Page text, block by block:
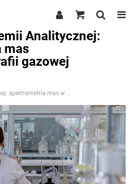
Analitycznej:
mas
gazowej
Akademia Chemii Analitycznej: spektrometria mas w chromatografii gazowej